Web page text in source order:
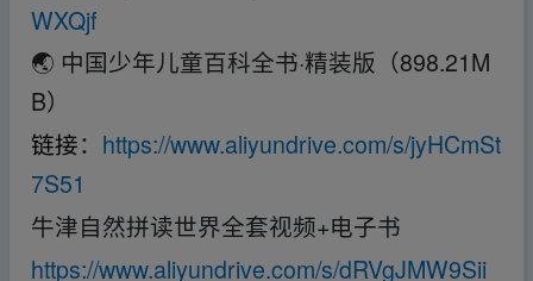
WXQjf
🌏 中国少年儿童百科全书·精装版（898.21M
B）
链接： https://www.aliyundrive.com/s/jyHCmSt
7S51
牛津自然拼读世界全套视频+电子书
https://www.aliyundrive.com/s/dRVgJMW9Sii